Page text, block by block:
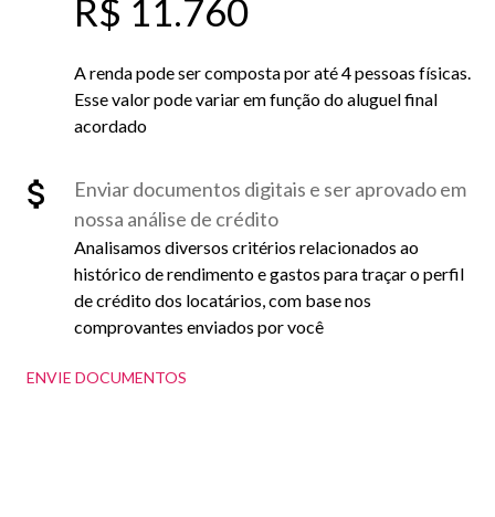
R$ 11.760
A renda pode ser composta por até 4 pessoas físicas.
Esse valor pode variar em função do aluguel final
acordado
Enviar documentos digitais e ser aprovado em
nossa análise de crédito
Analisamos diversos critérios relacionados ao
histórico de rendimento e gastos para traçar o perfil
de crédito dos locatários, com base nos
comprovantes enviados por você
ENVIE DOCUMENTOS